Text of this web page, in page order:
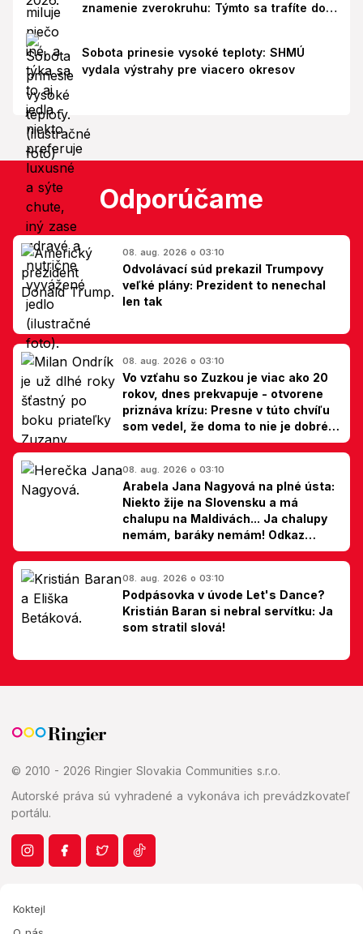
znamenie zverokruhu: Týmto sa trafíte do
Sobota prinesie vysoké teploty: SHMÚ
vydala výstrahy pre viacero okresov
Odporúčame
08. aug. 2026 o 03:10
Odvolávací súd prekazil Trumpovy
veľké plány: Prezident to nenechal
len tak
08. aug. 2026 o 03:10
Vo vzťahu so Zuzkou je viac ako 20
rokov, dnes prekvapuje - otvorene
priznáva krízu: Presne v túto chvíľu
som vedel, že doma to nie je dobré,
hovorí Milan Ondrík
08. aug. 2026 o 03:10
Arabela Jana Nagyová na plné ústa:
Niekto žije na Slovensku a má
chalupu na Maldivách... Ja chalupy
nemám, baráky nemám! Odkaz
Slovákom
08. aug. 2026 o 03:10
Podpásovka v úvode Let's Dance?
Kristián Baran si nebral servítku: Ja
som stratil slová!
© 2010 - 2026 Ringier Slovakia Communities s.r.o.
Autorské práva sú vyhradené a vykonáva ich prevádzkovateľ
portálu.
Koktejl